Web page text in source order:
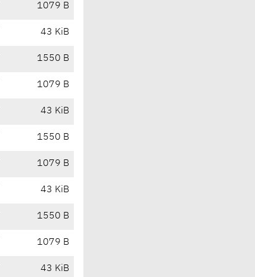
1079 B
43 KiB
1550 B
1079 B
43 KiB
1550 B
1079 B
43 KiB
1550 B
1079 B
43 KiB